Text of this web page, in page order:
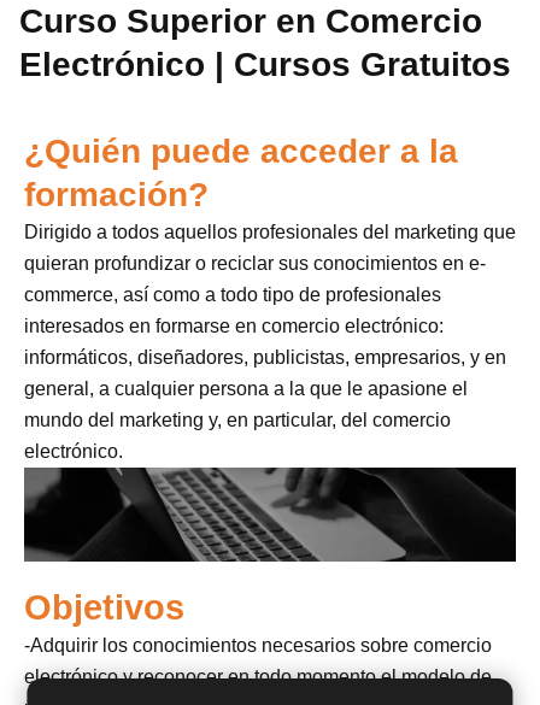
Curso Superior en Comercio
Electrónico | Cursos Gratuitos
¿Quién puede acceder a la
formación?
Dirigido a todos aquellos profesionales del marketing que
quieran profundizar o reciclar sus conocimientos en e-
commerce, así como a todo tipo de profesionales
interesados en formarse en comercio electrónico:
informáticos, diseñadores, publicistas, empresarios, y en
general, a cualquier persona a la que le apasione el
mundo del marketing y, en particular, del comercio
electrónico.
Objetivos
-Adquirir los conocimientos necesarios sobre comercio
electrónico y reconocer en todo momento el modelo de